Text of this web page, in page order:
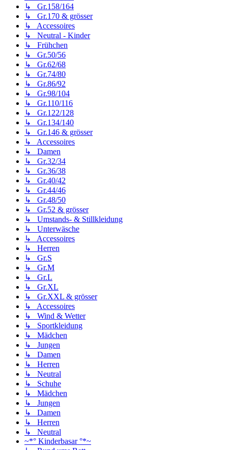
↳ Gr.158/164
↳ Gr.170 & grösser
↳ Accessoires
↳ Neutral - Kinder
↳ Frühchen
↳ Gr.50/56
↳ Gr.62/68
↳ Gr.74/80
↳ Gr.86/92
↳ Gr.98/104
↳ Gr.110/116
↳ Gr.122/128
↳ Gr.134/140
↳ Gr.146 & grösser
↳ Accessoires
↳ Damen
↳ Gr.32/34
↳ Gr.36/38
↳ Gr.40/42
↳ Gr.44/46
↳ Gr.48/50
↳ Gr.52 & grösser
↳ Umstands- & Stillkleidung
↳ Unterwäsche
↳ Accessoires
↳ Herren
↳ Gr.S
↳ Gr.M
↳ Gr.L
↳ Gr.XL
↳ Gr.XXL & grösser
↳ Accessoires
↳ Wind & Wetter
↳ Sportkleidung
↳ Mädchen
↳ Jungen
↳ Damen
↳ Herren
↳ Neutral
↳ Schuhe
↳ Mädchen
↳ Jungen
↳ Damen
↳ Herren
↳ Neutral
~*° Kinderbasar °*~